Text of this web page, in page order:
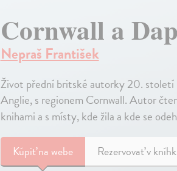
Cornwall a
Nepraš František
Život přední britské autorky 20. století
Anglie, s regionem Cornwall. Autor
knihami a s místy, kde žila a kde se
Kúpiťna webe Rezervovať v